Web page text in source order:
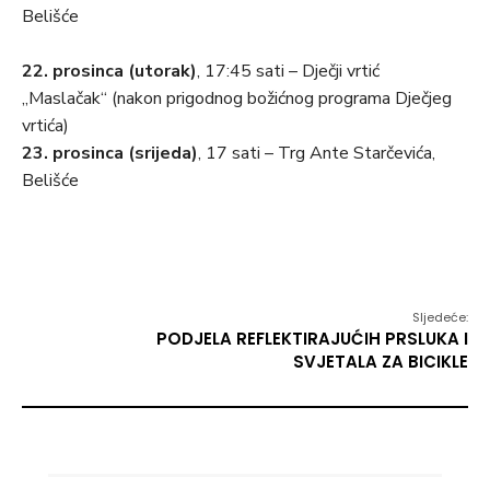
Belišće
22. prosinca (utorak), 17:45 sati – Dječji vrtić
„Maslačak“ (nakon prigodnog božićnog programa Dječjeg
vrtića)
23. prosinca (srijeda), 17 sati – Trg Ante Starčevića,
Belišće
Sljedeće:
PODJELA REFLEKTIRAJUĆIH PRSLUKA I
SVJETALA ZA BICIKLE